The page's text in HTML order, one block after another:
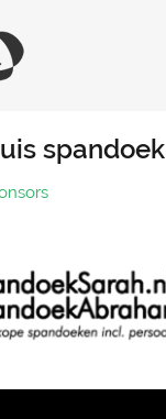
spandoek